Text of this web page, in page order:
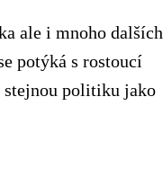
ale i mnoho dalších
potýká s rostoucí
politiku jako